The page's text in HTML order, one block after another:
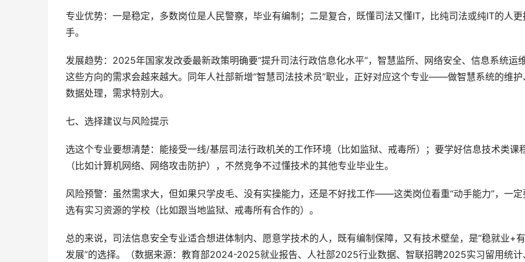
专业优势：一是稳定，多数岗位是人民警察，毕业有编制；二是复合，既懂司法又懂IT，比纯司法或纯IT的人更
手。
发展趋势：2025年国家发改委最新政策明确要“提升司法行政信息化水平”，智慧监所、网络安全、信息系统运
这些方向的需求会越来越大。同年人社部新增“智慧司法技术员”职业，正好对应这个专业——做智慧系统的维护
数据处理，需求特别大。
七、选择建议与风险提示
选这个专业要想清楚：能接受一线/基层司法行政机关的工作环境（比如监狱、戒毒所）；要学好信息技术类课
（比如计算机网络、网络攻击防护），不然竞争不过懂技术的其他专业毕业生。
风险预警：虽然需求大，但如果只学皮毛、没有实操能力，还是不好找工作——这类岗位看重“动手能力”，一定
选有实习资源的学校（比如跟当地监狱、戒毒所有合作的）。
总的来说，司法信息安全专业适合想进体制内、愿意学技术的人，既有编制保障，又有技术壁垒，是“稳就业+有
发展”的选择。（数据来源：教育部2024-2025就业报告、人社部2025行业数据、智联招聘2025实习留用统计